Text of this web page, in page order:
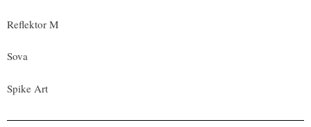
Reflektor M
Sova
Spike Art